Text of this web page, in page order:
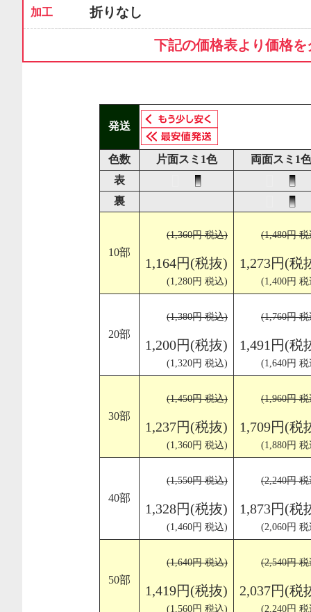
加工 折りなし
下記の価格表より価格
発送
色数 片面スミ1色
両面スミ1色
表
裏
10部
(1,360円 税込)
1,164円(税抜)
(1,280円 税込)
(1,480円
1,273円(税
(1,400円
20部
(1,380円 税込)
1,200円(税抜)
(1,320円 税込)
(1,760円
1,491円(税
(1,640円
30部
(1,450円 税込)
1,237円(税抜)
(1,360円 税込)
(1,960円
1,709円(税
(1,880円
40部
(1,550円 税込)
1,328円(税抜)
(1,460円 税込)
(2,240円
1,873円(税
(2,060円
50部
(1,640円 税込)
1,419円(税抜)
(1,560円 税込)
(2,540円
2,037円(税
(2,240円